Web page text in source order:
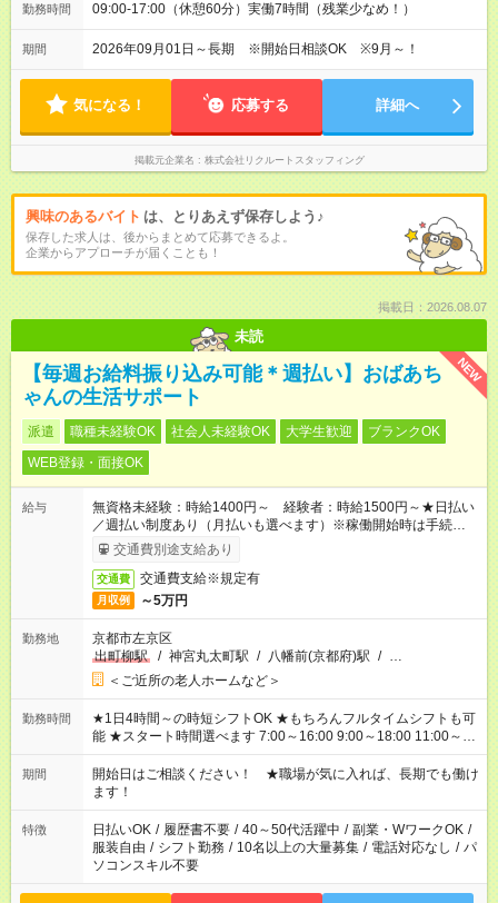
勤務時間 09:00-17:00（休憩60分）実働7時間（残業少なめ！）
期間 2026年09月01日～長期 ※開始日相談OK ※9月～！
気になる！ 応募する 詳細へ
掲載元企業名 株式会社リクルートスタッフィング
興味のあるバイト は、とりあえず保存しよう♪
保存した求人は、後からまとめて応募できるよ。
企業からアプローチが届くことも！
掲載日：2026.08.07
未読
NEW
【毎週お給料振り込み可能＊週払い】おばあち
ゃんの生活サポート
派遣 職種未経験OK 社会人未経験OK 大学生歓迎
ブランクOK
WEB登録・面接OK
給与
無資格未経験：時給1400円～ 経験者：時給1500円～★日払い
／週払い制度あり（月払いも選べます）※稼働開始時は手続き完
了次第のお支払いとなります。
交通費別途支給あり
交通費 交通費支給※規定有
月収例 ～5万円
勤務地
京都市左京区
出町柳駅
/ 神宮丸太町駅 / 八幡前(京都府)駅 / …
＜ご近所の老人ホームなど＞
勤務時間
★1日4時間～の時短シフトOK ★もちろんフルタイムシフトも可
能 ★スタート時間選べます 7:00～16:00 9:00～18:00 11:00～
20:00 など 残業なし！ ※Wワークの場合、他のお仕事と合わせ
週40時間超の就業はご案内できません ※法令に基づき、週20時
間以上勤務は社会保険への加入対象となります ※労働者派遣法
（日雇い派遣の原則禁止）により、短時間・短期間の就業はご
案内が難しい場合があります
期間
開始日はご相談ください！ ★職場が気に入れば、長期でも働け
ます！
特徴 日払いOK / 履歴書不要 / 40～50代活躍中 / 副業・WワークOK /
服装自由 / シフト勤務 / 10名以上の大量募集 / 電話対応なし / パ
ソコンスキル不要